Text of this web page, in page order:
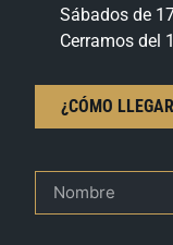
Sábados de
Cerramos del
¿CÓMO